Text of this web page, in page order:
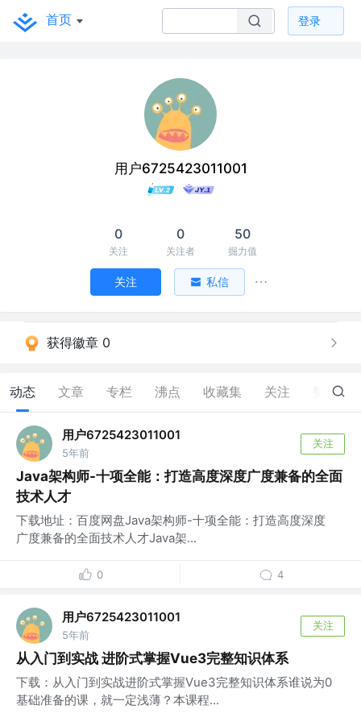
首页 登录
用户6725423011001
0
关注
0
关注者
50
掘力值
关注 私信
获得徽章 0
动态 文章 专栏 沸点 收藏集 关注 2
用户6725423011001
5年前
关注
Java架构师-十项全能：打造高度深度广度兼备的全面
技术人才
下载地址：百度网盘Java架构师-十项全能：打造高度深度
广度兼备的全面技术人才Java架...
0 4
用户6725423011001
5年前
关注
从入门到实战 进阶式掌握Vue3完整知识体系
下载：从入门到实战进阶式掌握Vue3完整知识体系谁说为0
基础准备的课，就一定浅薄？本课程...